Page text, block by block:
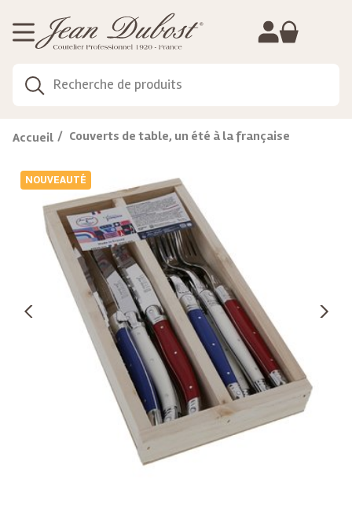
Accueil Couverts de table, un été à la française
NOUVEAUTÉ
Gestion de vos préférences sur les cookies